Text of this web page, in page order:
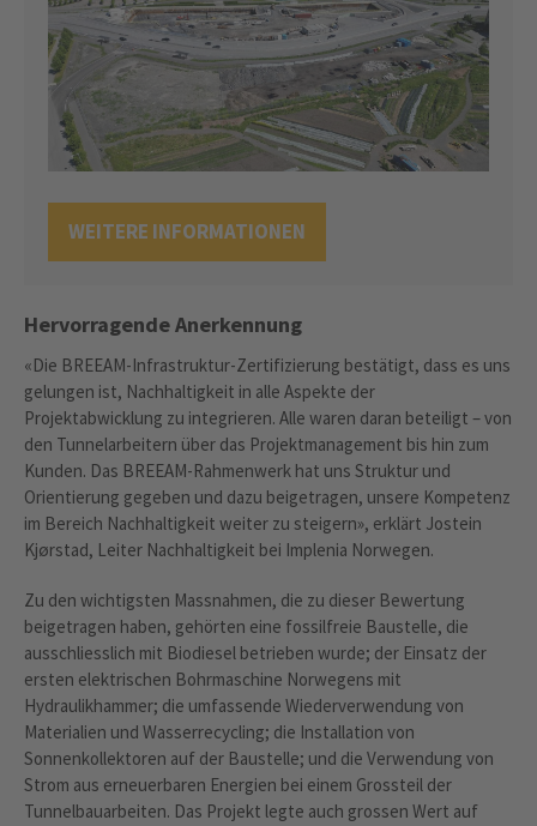
WEITERE INFORMATIONEN
Hervorragende Anerkennung
«Die BREEAM-Infrastruktur-Zertifizierung bestätigt, dass es uns
gelungen ist, Nachhaltigkeit in alle Aspekte der
Projektabwicklung zu integrieren. Alle waren daran beteiligt – von
den Tunnelarbeitern über das Projektmanagement bis hin zum
Kunden. Das BREEAM-Rahmenwerk hat uns Struktur und
Orientierung gegeben und dazu beigetragen, unsere Kompetenz
im Bereich Nachhaltigkeit weiter zu steigern», erklärt Jostein
Kjørstad, Leiter Nachhaltigkeit bei Implenia Norwegen.
Zu den wichtigsten Massnahmen, die zu dieser Bewertung
beigetragen haben, gehörten eine fossilfreie Baustelle, die
ausschliesslich mit Biodiesel betrieben wurde; der Einsatz der
ersten elektrischen Bohrmaschine Norwegens mit
Hydraulikhammer; die umfassende Wiederverwendung von
Materialien und Wasserrecycling; die Installation von
Sonnenkollektoren auf der Baustelle; und die Verwendung von
Strom aus erneuerbaren Energien bei einem Grossteil der
Tunnelbauarbeiten. Das Projekt legte auch grossen Wert auf